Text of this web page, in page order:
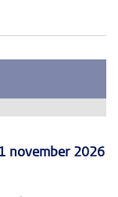
november 2026